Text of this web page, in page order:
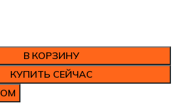
В КОРЗИНУ
КУПИТЬ СЕЙЧАС